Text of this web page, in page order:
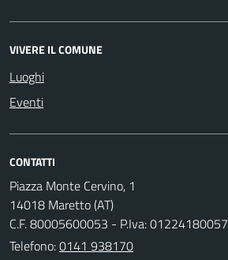
VIVERE IL COMUNE
Luoghi
Eventi
CONTATTI
Piazza Monte Cervino, 1
14018 Maretto (AT)
C.F. 80005600053 - P.Iva: 01224180057
Telefono:0141 938170